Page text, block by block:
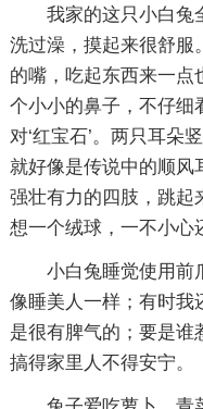
我家的这只小白兔
洗过澡，摸起来很舒服
的嘴，吃起东西来一点
个小小的鼻子，不仔细
对‘红宝石’。两只耳朵
就好像是传说中的顺风
强壮有力的四肢，跳起
想一个绒球，一不小心
小白兔睡觉使用前
像睡美人一样；有时我
是很有脾气的；要是谁
搞得家里人不得安宁。